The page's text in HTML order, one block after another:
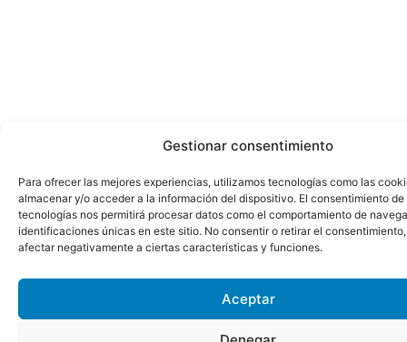
Gestionar consentimiento
Para ofrecer las mejores experiencias, utilizamos tecnologías como las
almacenar y/o acceder a la información del dispositivo. El consentimiento de
tecnologías nos permitirá procesar datos como el comportamiento de
identificaciones únicas en este sitio. No consentir o retirar el
afectar negativamente a ciertas características y funciones.
Aceptar